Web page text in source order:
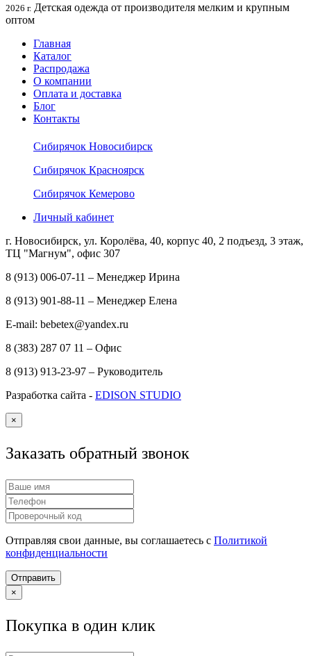
2026 г. Детская одежда от производителя мелким и крупным
оптом
Главная
Каталог
Распродажа
О компании
Оплата и доставка
Блог
Контакты
Сибирячок Новосибирск
Сибирячок Красноярск
Сибирячок Кемерово
Личный кабинет
г. Новосибирск, ул. Королёва, 40, корпус 40, 2 подъезд, 3 этаж,
ТЦ "Магнум", офис 307
8 (913) 006-07-11 – Менеджер Ирина
8 (913) 901-88-11 – Менеджер Елена
E-mail: bebetex@yandex.ru
8 (383) 287 07 11 – Офис
8 (913) 913-23-97 – Руководитель
Разработка сайта - EDISON STUDIO
×
Заказать обратный звонок
Отправляя свои данные, вы соглашаетесь с Политикой
конфиденциальности
Отправить
×
Покупка в один клик